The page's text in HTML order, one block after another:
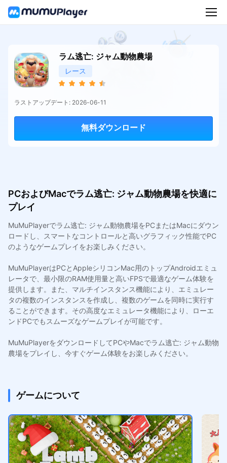
ラム逃亡: ジャム動物農場
レース
ラストアップデート: 2026-06-11
無料ダウンロード
PCおよびMacでラム逃亡: ジャム動物農場を快適に
プレイ
MuMuPlayerでラム逃亡: ジャム動物農場をPCまたはMacにダウン
ロードし、スマートなコントロールと高いグラフィック性能でPC
のようなゲームプレイをお楽しみください。
MuMuPlayerはPCとAppleシリコンMac用のトップAndroidエミュ
レータで、最小限のRAM使用量と高いFPSで最適なゲーム体験を
提供します。また、マルチインスタンス機能により、エミュレー
タの複数のインスタンスを作成し、複数のゲームを同時に実行す
ることができます。その高度なエミュレータ機能により、ローエ
ンドPCでもスムーズなゲームプレイが可能です。
MuMuPlayerをダウンロードしてPCやMacでラム逃亡: ジャム動物
農場をプレイし、今すぐゲーム体験をお楽しみください。
ゲームについて